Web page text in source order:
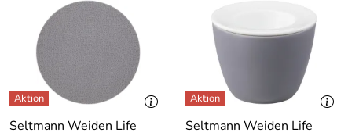
Seltmann Weiden Life
Seltmann Weiden Life